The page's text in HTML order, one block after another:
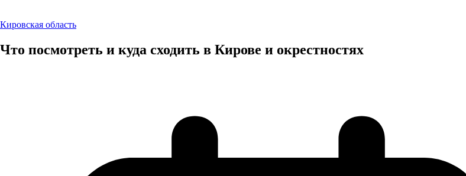
Кировская область
Что посмотреть и куда сходить в Кирове и окрестностях